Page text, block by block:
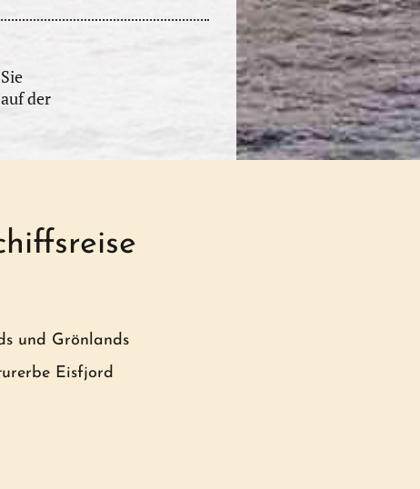
der
und Grönlands
Eisfjord